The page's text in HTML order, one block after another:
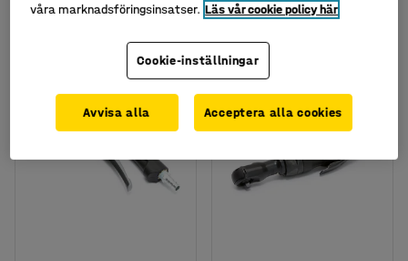
4 995 kr 190 kr
exkl. moms
våra marknadsföringsinsatser. Läs vår cookie policy här
Cookie-inställningar
Avvisa alla Acceptera alla cookies